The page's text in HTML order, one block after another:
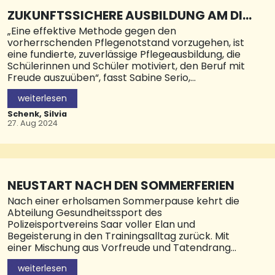
dem Wanderweg seinen Namen gegeben.
Mehrere Aussichtspunkte bieten herrliche
Panoramablicke bis in die Vogesen und in den
Hochwald. Zudem laden mehrere R
ZUKUNFTSSICHERE AUSBILDUNG AM DIA
KONIE KLINIKUM NEUNKIRCHEN
„Eine effektive Methode gegen den
vorherrschenden Pflegenotstand vorzugehen, ist
eine fundierte, zuverlässige Pflegeausbildung, die
Schülerinnen und Schüler motiviert, den Beruf mit
Freude auszuüben“, fasst Sabine Serio,
Pflegedienstleiterin im Diakonie Klinikum
Neunkirchen (DKN) zusammen. Seit Jahrzehnten
sorgt die Schule für Pflegeberufe am DKN dafür,
dass der Branchennachwuchs im Landkreis gut auf
vorbereitet wird.
Weichen für eine vielversprechende Zukunft:
Damianos Koukas ist ab sofort dafür
verantwortlich, dass die Schülerinnen und Schüler
nach drei Lehrjahren in einem wertschätzenden
Umfeld gut vorbereitet in ihren zukünftigen Beruf
starten. Dabei ist Koukas am DKN kein
Unbekannter. Er war dort bereits vier Jahre lang
Lehrer und stellvertretender Schulleiter: „Die
weiterlesen
Schenk, Silvia
27. Aug 2024
NEUSTART NACH DEN SOMMERFERIEN
Nach einer erholsamen Sommerpause kehrt die
Abteilung Gesundheitssport des
Polizeisportvereins Saar voller Elan und
Begeisterung in den Trainingsalltag zurück. Mit
einer Mischung aus Vorfreude und Tatendrang
treffen sich die Mitglieder in den frühen
Abendstunden, um gemeinsam in die zweite
weiterlesen